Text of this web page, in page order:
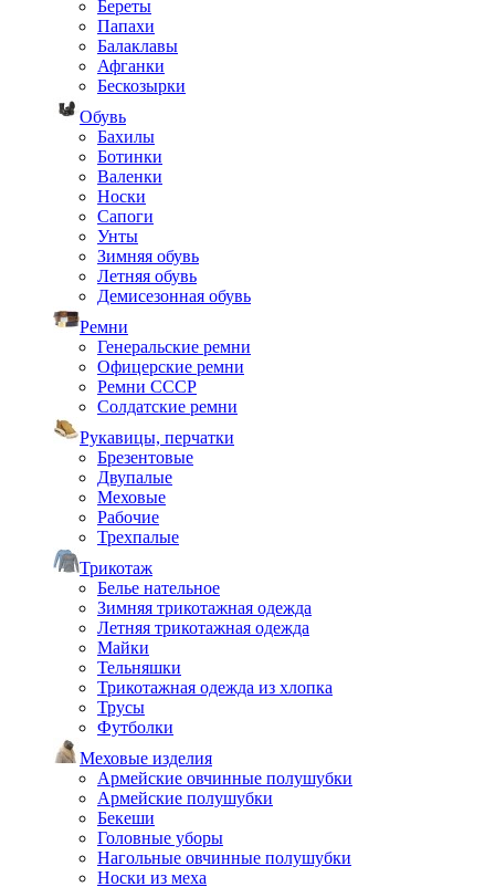
Береты
Папахи
Балаклавы
Афганки
Бескозырки
Обувь
Бахилы
Ботинки
Валенки
Носки
Сапоги
Унты
Зимняя обувь
Летняя обувь
Демисезонная обувь
Ремни
Генеральские ремни
Офицерские ремни
Ремни СССР
Солдатские ремни
Рукавицы, перчатки
Брезентовые
Двупалые
Меховые
Рабочие
Трехпалые
Трикотаж
Белье нательное
Зимняя трикотажная одежда
Летняя трикотажная одежда
Майки
Тельняшки
Трикотажная одежда из хлопка
Трусы
Футболки
Меховые изделия
Армейские овчинные полушубки
Армейские полушубки
Бекеши
Головные уборы
Нагольные овчинные полушубки
Носки из меха